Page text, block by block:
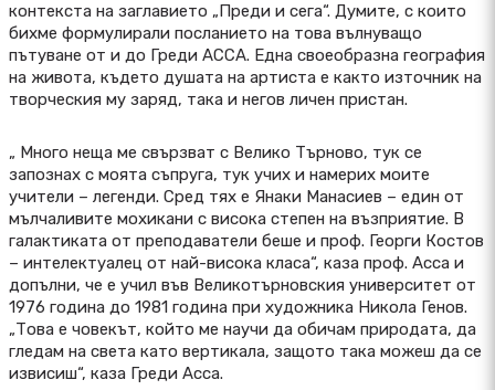
контекста на заглавието „Преди и сега“. Думите, с които
бихме формулирали посланието на това вълнуващо
пътуване от и до Греди АССА. Една своеобразна география
на живота, където душата на артиста е както източник на
творческия му заряд, така и негов личен пристан.
„ Много неща ме свързват с Велико Търново, тук се
запознах с моята съпруга, тук учих и намерих моите
учители – легенди. Сред тях е Янаки Манасиев – един от
мълчаливите мохикани с висока степен на възприятие. В
галактиката от преподаватели беше и проф. Георги Костов
– интелектуалец от най-висока класа“, каза проф. Асса и
допълни, че е учил във Великотърновския университет от
1976 година до 1981 година при художника Никола Генов.
„Това е човекът, който ме научи да обичам природата, да
гледам на света като вертикала, защото така можеш да се
извисиш“, каза Греди Асса.